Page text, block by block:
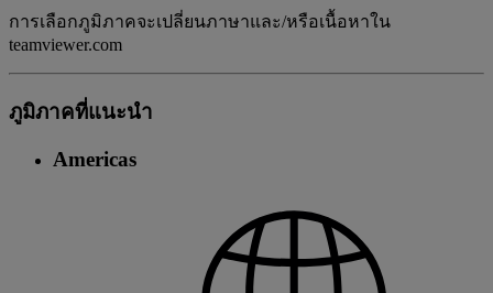
การเลือกภูมิภาคจะเปลี่ยนภาษาและ/หรือเนื้อหาใน
teamviewer.com
ภูมิภาคที่แนะนํา
Americas